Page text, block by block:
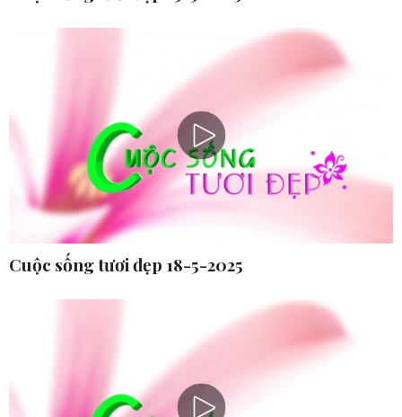
Cuộc sống tươi đẹp 18-5-2025